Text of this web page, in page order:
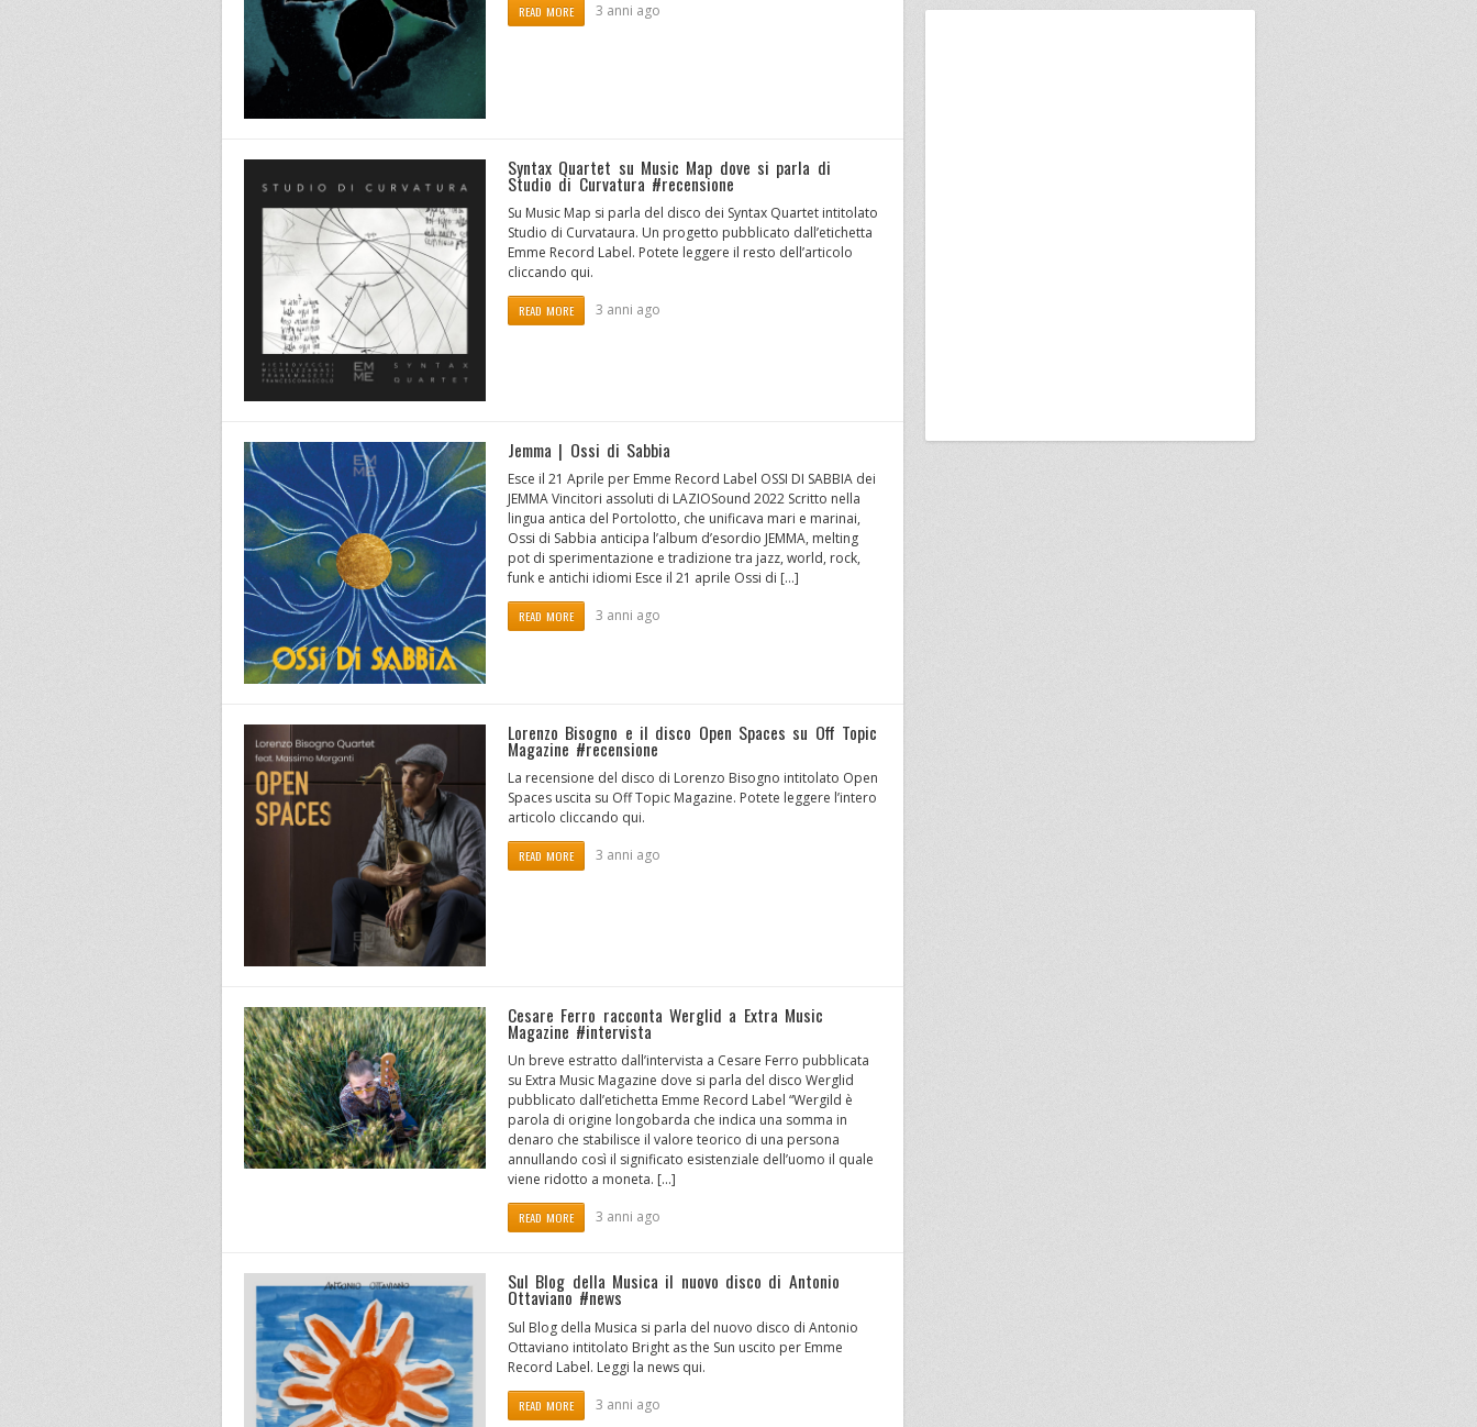
READ MORE 3 anni ago
Syntax Quartet su Music Map dove si parla di
Studio di Curvatura #recensione
Su Music Map si parla del disco dei Syntax Quartet intitolato
Studio di Curvataura. Un progetto pubblicato dall’etichetta
Emme Record Label. Potete leggere il resto dell’articolo
cliccando qui.
READ MORE 3 anni ago
Jemma | Ossi di Sabbia
Esce il 21 Aprile per Emme Record Label OSSI DI SABBIA dei
JEMMA Vincitori assoluti di LAZIOSound 2022 Scritto nella
lingua antica del Portolotto, che unificava mari e marinai,
Ossi di Sabbia anticipa l’album d’esordio JEMMA, melting
pot di sperimentazione e tradizione tra jazz, world, rock,
funk e antichi idiomi Esce il 21 aprile Ossi di […]
READ MORE 3 anni ago
Lorenzo Bisogno e il disco Open Spaces su Off Topic
Magazine #recensione
La recensione del disco di Lorenzo Bisogno intitolato Open
Spaces uscita su Off Topic Magazine. Potete leggere l’intero
articolo cliccando qui.
READ MORE 3 anni ago
Cesare Ferro racconta Werglid a Extra Music
Magazine #intervista
Un breve estratto dall’intervista a Cesare Ferro pubblicata
su Extra Music Magazine dove si parla del disco Werglid
pubblicato dall’etichetta Emme Record Label “Wergild è
parola di origine longobarda che indica una somma in
denaro che stabilisce il valore teorico di una persona
annullando così il significato esistenziale dell’uomo il quale
viene ridotto a moneta. […]
READ MORE 3 anni ago
Sul Blog della Musica il nuovo disco di Antonio
Ottaviano #news
Sul Blog della Musica si parla del nuovo disco di Antonio
Ottaviano intitolato Bright as the Sun uscito per Emme
Record Label. Leggi la news qui.
READ MORE 3 anni ago